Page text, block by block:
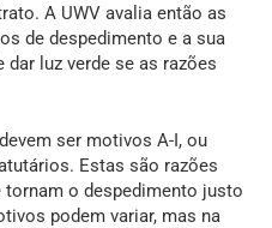
A UWV avalia então as
de despedimento e a sua
luz verde se as razões
ser motivos A-I, ou
Estas são razões
o despedimento justo
podem variar, mas na